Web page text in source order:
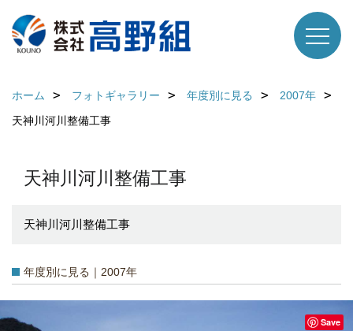
ホーム フォトギャラリー 年度別に見る
2007年
天神川河川整備工事
天神川河川整備工事
天神川河川整備工事
年度別に見る｜2007年
Save